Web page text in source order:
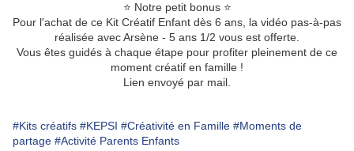
⭐️ Notre petit bonus ⭐️
Pour l'achat de ce Kit Créatif Enfant dès 6 ans, la vidéo pas-à-pas
réalisée avec Arsène - 5 ans 1/2 vous est offerte.
Vous êtes guidés à chaque étape pour profiter pleinement de ce
moment créatif en famille !
Lien envoyé par mail.
#Kits créatifs #KEPSI #Créativité en Famille #Moments de
partage #Activité Parents Enfants